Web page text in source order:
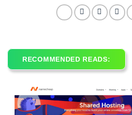
RECOMMENDED READS: